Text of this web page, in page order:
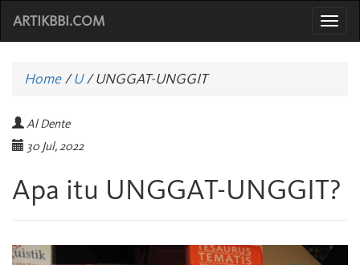
ARTIKBBI.COM
Home/U /UNGGAT-UNGGIT
Al Dente
30 Jul, 2022
Apa itu UNGGAT-UNGGIT?